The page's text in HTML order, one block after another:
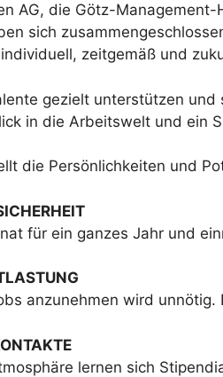
AG, die Götz-Management-
sich
zeitgemäß und
gezielt unterstützen
in die Arbeitswelt und ein
die Persönlichkeiten und
für ein ganzes Jahr und
anzunehmen wird
lernen sich